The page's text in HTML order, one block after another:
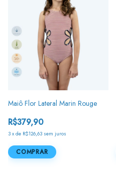
Maiô Flor Lateral Marin Rouge
R$379,90
3 x de R$126,63 sem juros
COMPRAR